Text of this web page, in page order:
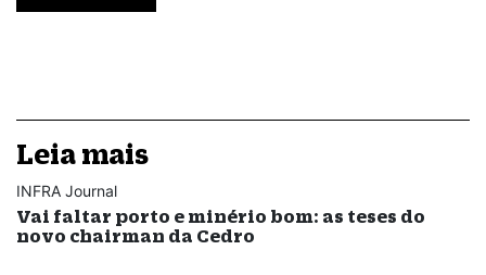
Leia mais
INFRA Journal
Vai faltar porto e minério bom: as teses do
novo chairman da Cedro